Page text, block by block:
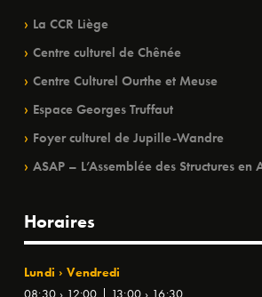
La CCR Liège
Centre culturel de Chênée
Centre Culturel Ourthe et Meuse
Espace Georges Truffaut
Foyer culturel de Jupille-Wandre
ASAP – L’Assemblée des Structures en
Horaires
Lundi › Vendredi
08:30 › 12:00 | 13:00 › 16:30